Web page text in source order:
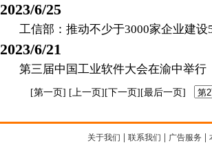
2023/6/25
工信部：推动不少于3000家企业建设
2023/6/21
第三届中国工业软件大会在渝中举行
[第一页] [上一页] [下一页] [最后一页]
关于我们 联系我们 广告服务